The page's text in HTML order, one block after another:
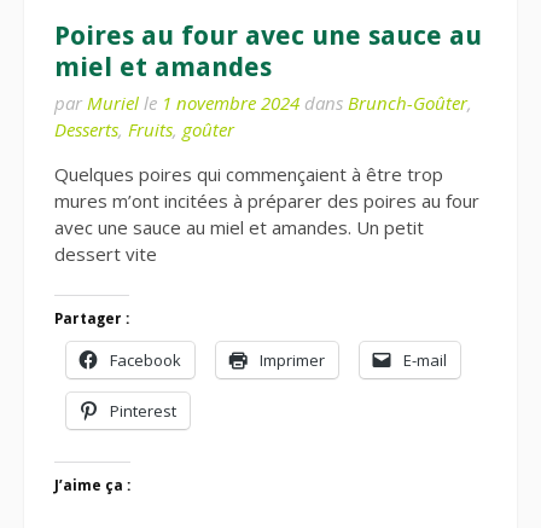
Poires au four avec une sauce au
miel et amandes
par Muriel le 1 novembre 2024 dans Brunch-Goûter,
Desserts, Fruits, goûter
Quelques poires qui commençaient à être trop
mures m’ont incitées à préparer des poires au four
avec une sauce au miel et amandes. Un petit
dessert vite
Partager :
Facebook Imprimer E-mail
Pinterest
J’aime ça :